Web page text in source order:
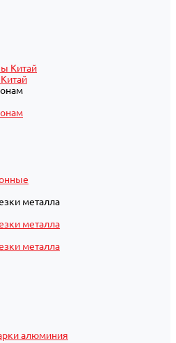
Китай
металла
металла
металла
алюминия